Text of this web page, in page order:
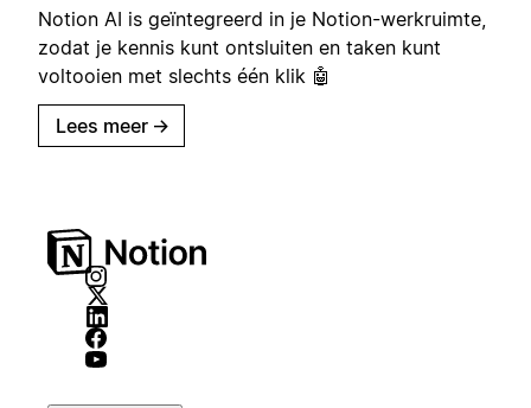
Notion AI is geïntegreerd in je Notion-werkruimte,
zodat je kennis kunt ontsluiten en taken kunt
voltooien met slechts één klik 🤖
Lees meer →